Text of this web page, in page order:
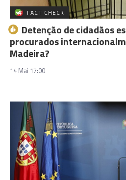
FACT CHECK
Detenção de cidadãos
procurados
Madeira?
14 Mai 17:00